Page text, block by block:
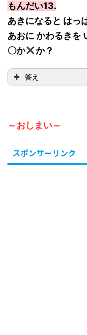
もんだい13.
あきになると はっ
あおに かわるきを
〇か
か？
答え
～おしまい～
スポンサーリンク